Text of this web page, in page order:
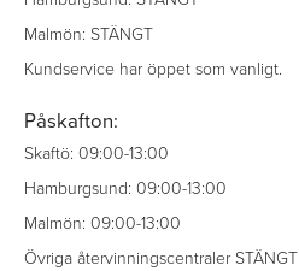
Malmön: STÄNGT
Kundservice har öppet som vanligt.
Påskafton:
Skaftö: 09:00-13:00
Hamburgsund: 09:00-13:00
Malmön: 09:00-13:00
Övriga återvinningscentraler STÄNGT